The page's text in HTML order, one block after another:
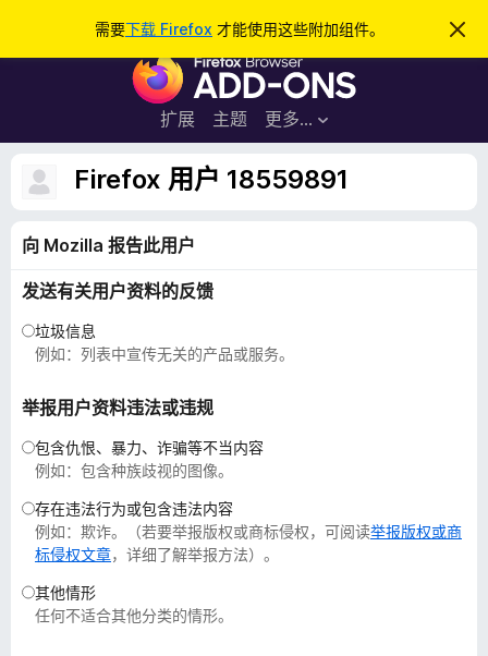
需要下载 Firefox 才能使用这些附加组件。
忽
此
F
r
e
f
o
加
扩展 主题 更多…
登录
Firefox 用户 18559891
向 Mozilla 报告此用户
发送有关用户资料的反馈
垃圾信息
例如：列表中宣传无关的产品或服务。
举报用户资料违法或违规
包含仇恨、暴力、诈骗等不当内容
例如：包含种族歧视的图像。
存在违法行为或包含违法内容
例如：欺诈。（若要举报版权或商标侵权，可阅读举报版权或商
标侵权文章，详细了解举报方法）。
其他情形
任何不适合其他分类的情形。